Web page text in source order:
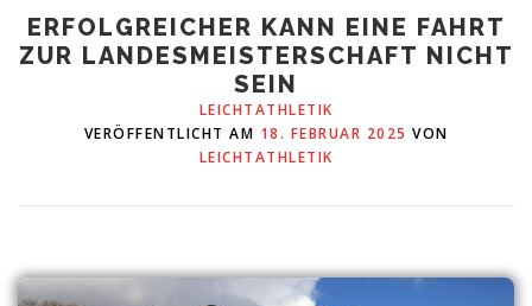
ERFOLGREICHER KANN EINE FAHRT
ZUR LANDESMEISTERSCHAFT NICHT
SEIN
LEICHTATHLETIK
VERÖFFENTLICHT AM 18. FEBRUAR 2025 VON
LEICHTATHLETIK